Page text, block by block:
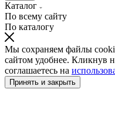
Каталог
По всему сайту
По каталогу
Мы сохраняем файлы
сайтом удобнее. Кликнув
соглашаетесь на
Принять и закрыть